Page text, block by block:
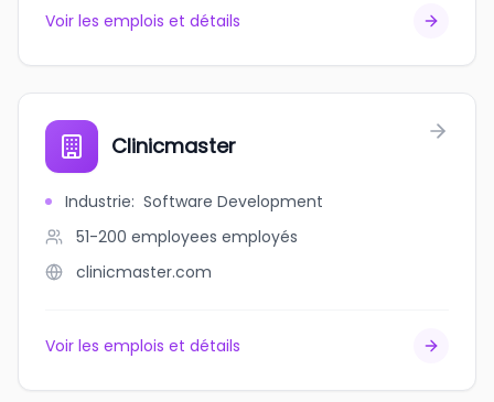
Voir les emplois et détails
Clinicmaster
Industrie: Software Development
51-200 employees employés
clinicmaster.com
Voir les emplois et détails